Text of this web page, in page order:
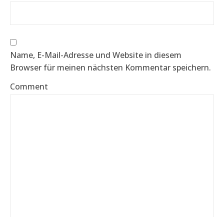
Name, E-Mail-Adresse und Website in diesem
Browser für meinen nächsten Kommentar speichern.
Comment